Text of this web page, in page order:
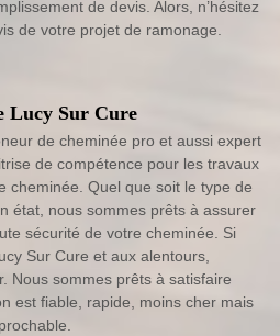
de devis. Alors, n’hésitez
de votre projet de ramonage.
Lucy Sur Cure
de cheminée pro et aussi expert
de compétence pour les travaux
cheminée. Quel que soit le type de
état, nous sommes prêts à assurer
sécurité de votre cheminée. Si
Sur Cure et aux alentours,
Nous sommes prêts à satisfaire
est fiable, rapide, moins cher mais